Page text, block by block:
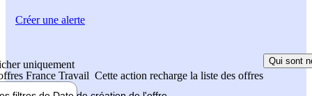
uniquement
France Travail Cette action recharge la liste des offres
Qui sont
Créer une alerte